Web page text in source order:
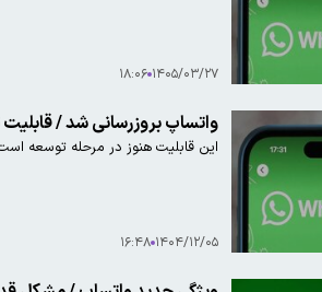
۱۴۰۵/۰۳/۲۷ ۱۸:۰۶
واتساپ بروزرسانی شد / قابلیت
این قابلیت هنوز در مرحله
۱۴۰۴/۱۲/۰۵ ۱۶:۴۸